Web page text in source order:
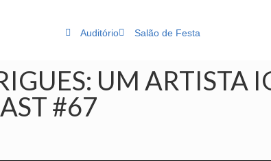
Auditório Salão de Festa
UM ARTISTA
#67